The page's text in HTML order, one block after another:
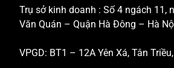
Trụ sở kinh doanh : Số 4 ngách 11,
Văn Quán – Quận Hà Đông – Hà
VPGD: BT1 – 12A Yên Xá, Tân